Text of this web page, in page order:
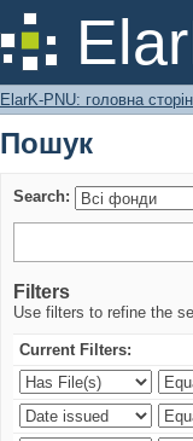
Пошук
ElarK-PNU: головна
Пошук
Search:
Filters
Use filters to refine the
Current Filters: